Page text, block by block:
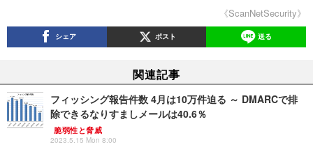
《ScanNetSecurity》
シェア ポスト 送る
関連記事
フィッシング報告件数 4月は10万件迫る ～ DMARCで排
除できるなりすましメールは40.6％
脆弱性と脅威
2023.5.15 Mon 8:00